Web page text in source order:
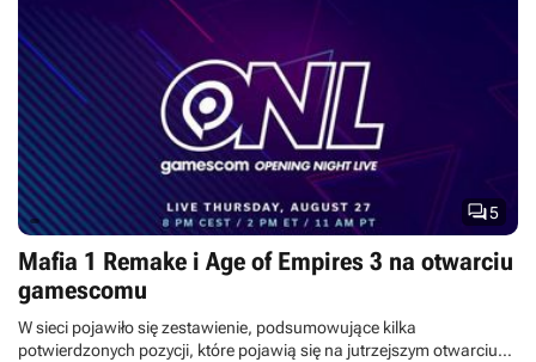
5
Mafia 1 Remake i Age of Empires 3 na otwarciu
gamescomu
W sieci pojawiło się zestawienie, podsumowujące kilka
potwierdzonych pozycji, które pojawią się na jutrzejszym otwarciu